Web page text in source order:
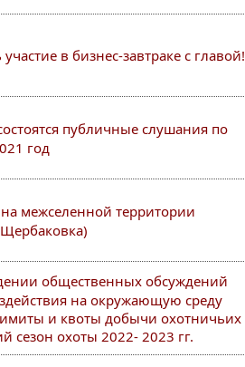
в бизнес-завтраке с главой!
публичные слушания по
год
межселенной территории
общественных обсуждений
на окружающую среду
и квоты добычи охотничьих
сезон охоты 2022- 2023 гг.